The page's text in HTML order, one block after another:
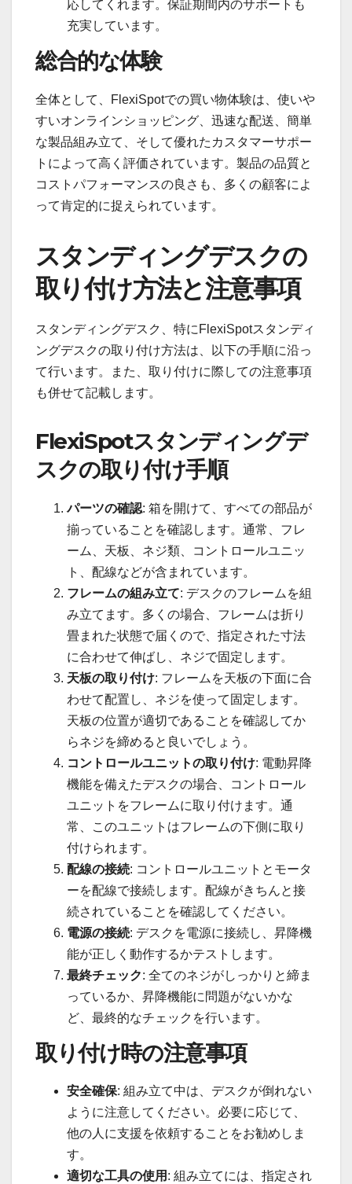
応してくれます。保証期間内のサポートも
充実しています。
総合的な体験
全体として、FlexiSpotでの買い物体験は、使いや
すいオンラインショッピング、迅速な配送、簡単
な製品組み立て、そして優れたカスタマーサポー
トによって高く評価されています。製品の品質と
コストパフォーマンスの良さも、多くの顧客によ
って肯定的に捉えられています。
スタンディングデスクの
取り付け方法と注意事項
スタンディングデスク、特にFlexiSpotスタンディ
ングデスクの取り付け方法は、以下の手順に沿っ
て行います。また、取り付けに際しての注意事項
も併せて記載します。
FlexiSpotスタンディングデ
スクの取り付け手順
パーツの確認: 箱を開けて、すべての部品が
揃っていることを確認します。通常、フレ
ーム、天板、ネジ類、コントロールユニッ
ト、配線などが含まれています。
フレームの組み立て: デスクのフレームを組
み立てます。多くの場合、フレームは折り
畳まれた状態で届くので、指定された寸法
に合わせて伸ばし、ネジで固定します。
天板の取り付け: フレームを天板の下面に合
わせて配置し、ネジを使って固定します。
天板の位置が適切であることを確認してか
らネジを締めると良いでしょう。
コントロールユニットの取り付け: 電動昇降
機能を備えたデスクの場合、コントロール
ユニットをフレームに取り付けます。通
常、このユニットはフレームの下側に取り
付けられます。
配線の接続: コントロールユニットとモータ
ーを配線で接続します。配線がきちんと接
続されていることを確認してください。
電源の接続: デスクを電源に接続し、昇降機
能が正しく動作するかテストします。
最終チェック: 全てのネジがしっかりと締ま
っているか、昇降機能に問題がないかな
ど、最終的なチェックを行います。
取り付け時の注意事項
安全確保: 組み立て中は、デスクが倒れない
ように注意してください。必要に応じて、
他の人に支援を依頼することをお勧めしま
す。
適切な工具の使用 : 組み立てには、指定され